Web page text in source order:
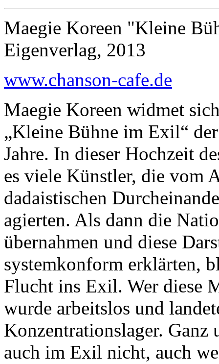
Maegie Koreen "Kleine
Eigenverlag, 2013
www.chanson-cafe.de
Maegie Koreen widmet
„Kleine Bühne im Exil“
Jahre. In dieser Hochzeit
es viele Künstler, die vom
dadaistischen
agierten. Als dann die
übernahmen und diese
systemkonform erklärten,
Flucht ins Exil. Wer diese
wurde arbeitslos und
Konzentrationslager. Ganz
auch im Exil nicht, auch